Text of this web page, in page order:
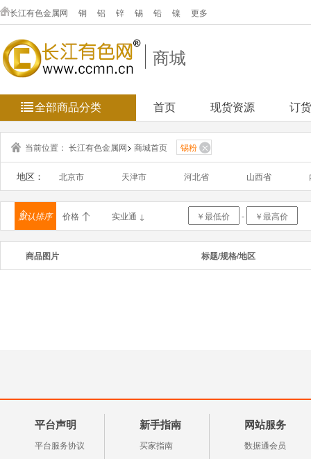
长江有色金属网 铜 铝 锌 锡 铅 镍 更多
商城
全部商品分类 首页 现货资源 订
当前位置： 长江有色金属网> 商城首页 锡粉
地区： 北京市 天津市 河北省 山西省
浙江省 安徽省 福建省 江西省
海南省 重庆市 四川省 贵州省
澳门
默认排序 价格 实业通 ↓ -
商品图片 标题/规格/地区
平台声明
平台服务协议
新手指南
买家指南
网站服务
数据通会员